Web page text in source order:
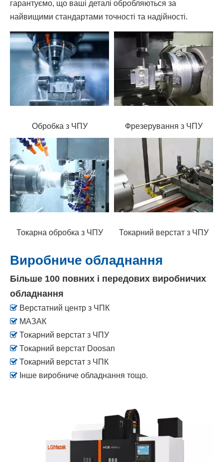
гарантуємо, що ваші деталі обробляються за
найвищими стандартами точності та надійності.
Обробка з ЧПУ Фрезерування з ЧПУ
Токарна обробка з ЧПУ Токарний верстат з ЧПУ
Виробниче обладнання
Більше 100 повних і передових виробничих
обладнання
 Верстатний центр з ЧПК
 МАЗАК
 Токарний верстат з ЧПУ
 Токарний верстат Doosan
 Токарний верстат з ЧПК
 Інше виробниче обладнання тощо.